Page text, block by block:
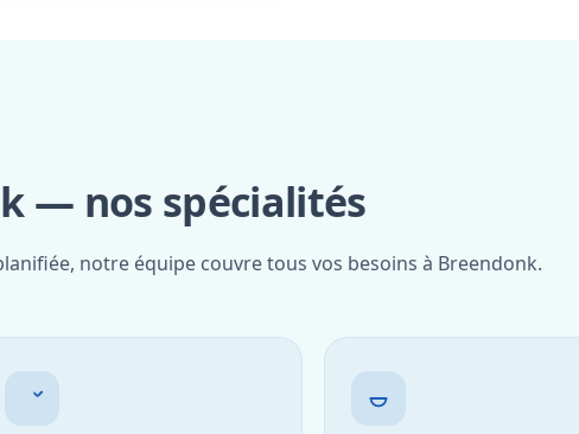
— nos spécialités
notre équipe couvre tous vos besoins à Breendonk.